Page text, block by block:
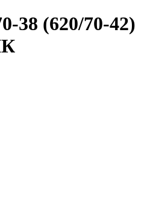
38 (620/70-42)